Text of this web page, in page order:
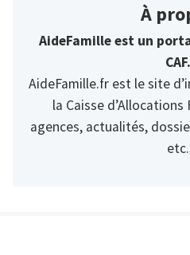
À
AideFamille est un
CAF.
AideFamille.fr est le site
la Caisse
agences, actualités,
etc.